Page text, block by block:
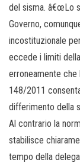
del sisma. â€œLo
Governo,
incostituzionale
eccede i limiti
erroneamente
148/2011
differimento della
Al contrario la
stabilisce
tempo della